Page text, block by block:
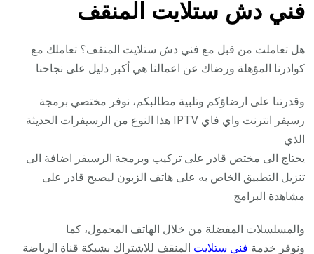
فني دش ستلايت المنقف
هل تعاملت من قبل مع فني دش ستلايت المنقف؟ تعاملك مع
كوادرنا المؤهلة ورضاك عن اعمالنا هي أكبر دليل على نجاحنا
وقدرتنا على ارضاؤكم وتلبية مطالبكم، نوفر مختصي برمجة
رسيفر انترنت واي فاي IPTV هذا النوع من الرسيفرات الحديثة
الذي
يحتاج الى مختص قادر على تركيب وبرمجة الرسيفر اضافة الى
تنزيل التطبيق الخاص به على هاتف الزبون ليصبح قادر على
مشاهدة البرامج
والمسلسلات المفضلة من خلال الهاتف المحمول، كما
ونوفر خدمة فني ستلايت المنقف للاشتراك بشبكة قناة الرياضة